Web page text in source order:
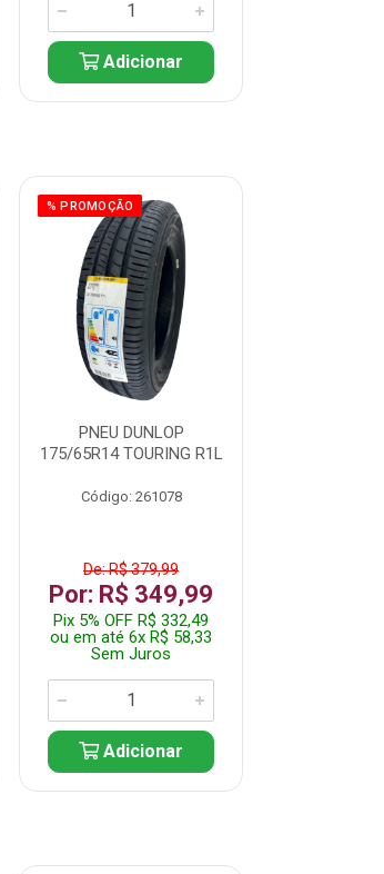
Adicionar
% PROMOÇÃO
PNEU DUNLOP
175/65R14 TOURING R1L
Código: 261078
De: R$ 379,99
Por: R$ 349,99
Pix 5% OFF R$ 332,49
ou em até 6x R$ 58,33
Sem Juros
Adicionar